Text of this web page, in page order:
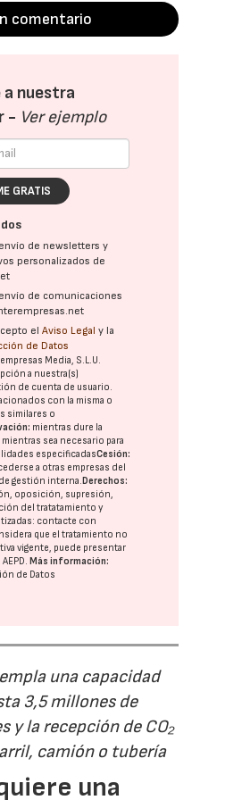
comentario
a nuestra
- Ver ejemplo
GRATIS
de newsletters y
personalizados de
de comunicaciones
elAviso Legal y la
de Datos
Media, S.L.U.
a nuestra(s)
de cuenta de usuario.
con la misma o
similares o
mientras dure la
sea necesario para
especificadasCesión:
a otras empresas del
gestión interna.Derechos:
oposición, supresión,
del tratatamiento y
contacte con
que el tratamiento no
vigente, puede presentar
AEPD .Más información:
de Datos
una capacidad
3,5 millones de
y la recepción de CO₂
camión o tubería
una